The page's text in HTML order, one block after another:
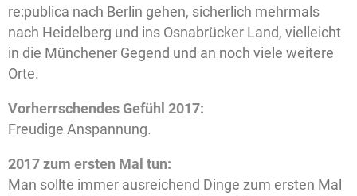
re:publica nach Berlin gehen, sicherlich mehrmals
nach Heidelberg und ins Osnabrücker Land, vielleicht
in die Münchener Gegend und an noch viele weitere
Orte.
Vorherrschendes Gefühl 2017:
Freudige Anspannung.
2017 zum ersten Mal tun:
Man sollte immer ausreichend Dinge zum ersten Mal